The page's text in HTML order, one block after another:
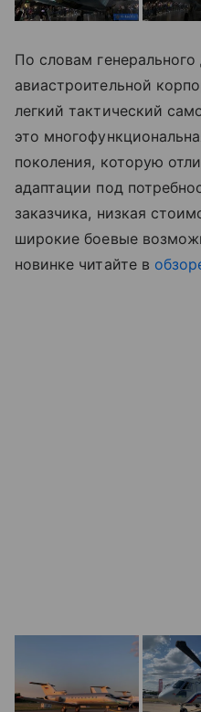
По словам
авиастроительной
легкий тактический
это
поколения, которую
адаптации под
заказчика, низкая
широкие боевые
новинке читайте в